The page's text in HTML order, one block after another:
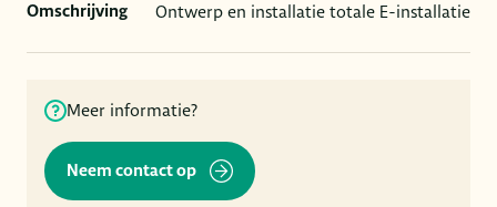
Omschrijving Ontwerp en installatie totale E-installatie
Meer informatie?
Neem contact op